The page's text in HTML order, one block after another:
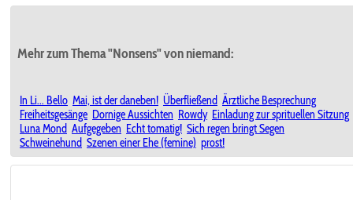
Mehr zum Thema "Nonsens" von niemand:
In Li... Bello Mai, ist der daneben! Überfließend Ärztliche Besprechung
Freiheitsgesänge Dornige Aussichten Rowdy Einladung zur sprituellen Sitzung
Luna Mond Aufgegeben Echt tomatig! Sich regen bringt Segen
Schweinehund Szenen einer Ehe (femine) prost!